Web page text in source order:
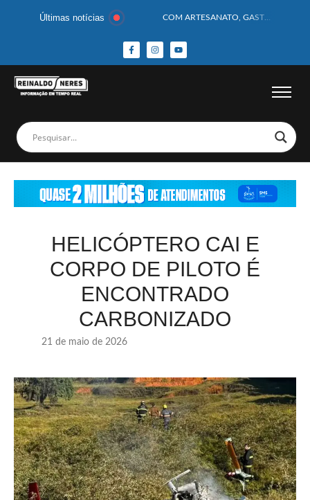
Últimas notícias
HOMEM CAI DE CACHOEIRA DE 40 METROS AO TENTAR FAZER FOTO
CORPOS DAS SEIS VÍTIMAS DE ACIDENTE COM LANCHA SÃO VELADOS; SAIBA COMO FOI
HELICÓPTERO CAI E
CORPO DE PILOTO É
ENCONTRADO
CARBONIZADO
21 de maio de 2026